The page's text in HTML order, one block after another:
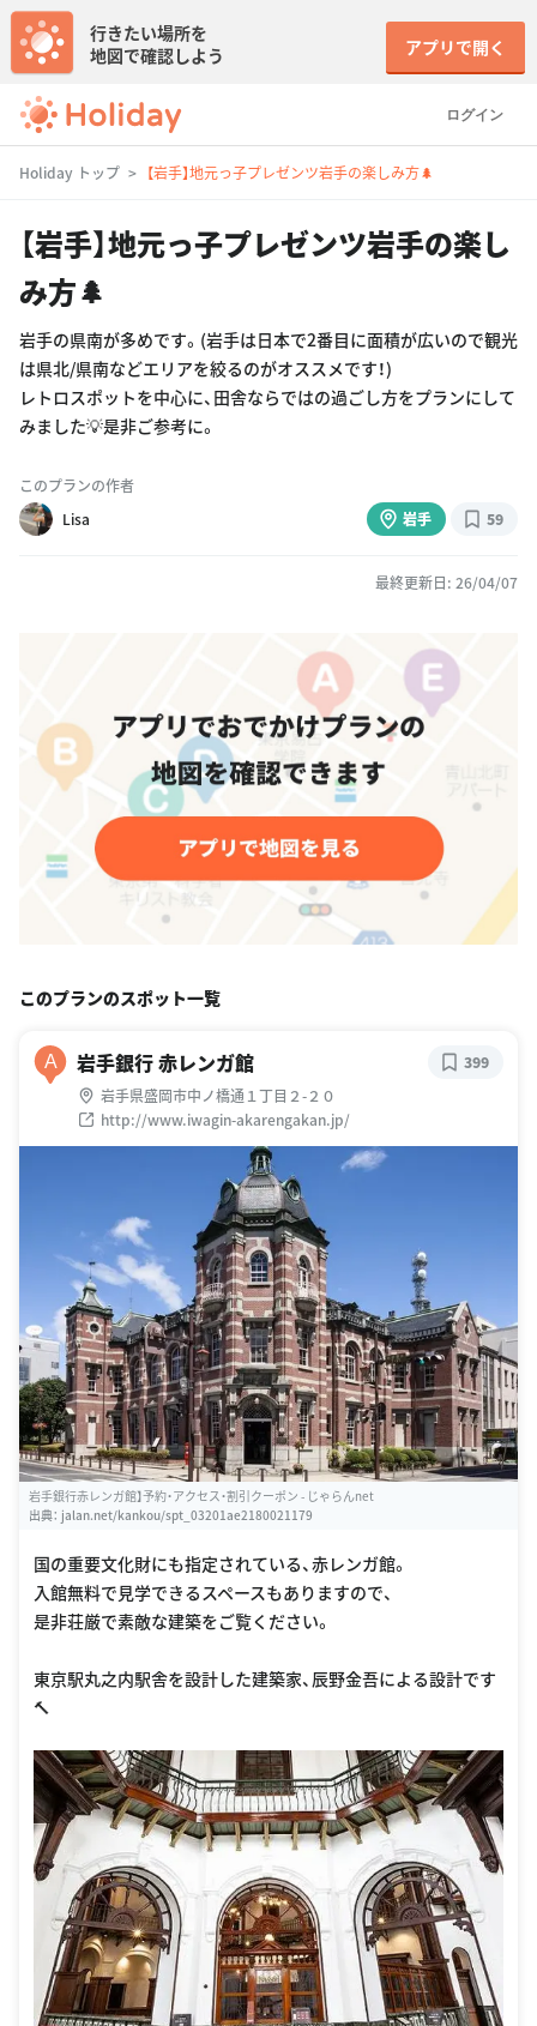
ログイン
行きたい場所を
地図で確認しよう
アプリで開く
Holiday トップ 【岩手】地元っ子プレゼンツ岩手の楽しみ方🌲
【岩手】地元っ子プレゼンツ岩手の楽し
み方🌲
岩手の県南が多めです。(岩手は日本で2番目に面積が広いので観光
は県北/県南などエリアを絞るのがオススメです！)
レトロスポットを中心に、田舎ならではの過ごし方をプランにして
みました💡是非ご参考に。
このプランの作者
Lisa
岩手 59
最終更新日: 26/04/07
このプランのスポット一覧
A 岩手銀行 赤レンガ館
岩手県盛岡市中ノ橋通１丁目２-２０
http://www.iwagin-akarengakan.jp/
399
岩手銀行赤レンガ館】予約・アクセス・割引クーポン - じゃらんnet
出典： jalan.net/kankou/spt_03201ae2180021179
国の重要文化財にも指定されている、赤レンガ館。
入館無料で見学できるスペースもありますので、
是非荘厳で素敵な建築をご覧ください。
東京駅丸之内駅舎を設計した建築家、辰野金吾による設計です
🔨